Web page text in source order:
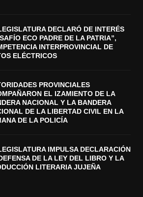
DECLARÓ DE INTERÉS
ECO PADRE DE LA PATRIA”,
INTERPROVINCIAL DE
ELÉCTRICOS
PROVINCIALES
EL IZAMIENTO DE LA
NACIONAL Y LA BANDERA
DE LA LIBERTAD CIVIL EN LA
DE LA POLICÍA
IMPULSA DECLARACIÓN
DE LA LEY DEL LIBRO Y LA
LITERARIA JUJEÑA